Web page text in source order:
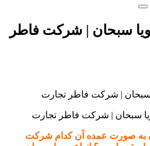
سبحان | شرکت فاطر
سبحان | شرکت فاطر تجارت
به صورت عمده آن کدام شرکت